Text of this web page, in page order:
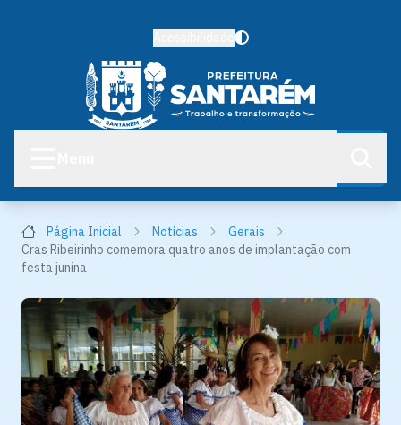
Página Inicial Notícias
Gerais
Cras Ribeirinho comemora quatro anos de implantação com
festa junina